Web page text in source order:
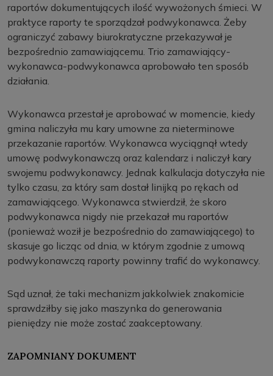
raportów dokumentujących ilość wywożonych śmieci. W
praktyce raporty te sporządzał podwykonawca. Żeby
ograniczyć zabawy biurokratyczne przekazywał je
bezpośrednio zamawiającemu. Trio zamawiający-
wykonawca-podwykonawca aprobowało ten sposób
działania.
Wykonawca przestał je aprobować w momencie, kiedy
gmina naliczyła mu kary umowne za nieterminowe
przekazanie raportów. Wykonawca wyciągnął wtedy
umowę podwykonawczą oraz kalendarz i naliczył kary
swojemu podwykonawcy. Jednak kalkulacja dotyczyła nie
tylko czasu, za który sam dostał linijką po rękach od
zamawiającego. Wykonawca stwierdził, że skoro
podwykonawca nigdy nie przekazał mu raportów
(ponieważ woził je bezpośrednio do zamawiającego) to
skasuje go licząc od dnia, w którym zgodnie z umową
podwykonawczą raporty powinny trafić do wykonawcy.
Sąd uznał, że taki mechanizm jakkolwiek znakomicie
sprawdziłby się jako maszynka do generowania
pieniędzy nie może zostać zaakceptowany.
ZAPOMNIANY DOKUMENT